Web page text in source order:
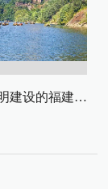
数字生态文明建设的福建路径与启示